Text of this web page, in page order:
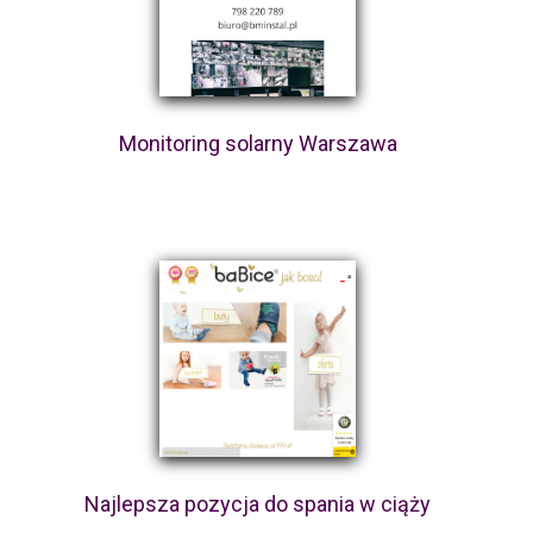
Monitoring solarny Warszawa
Najlepsza pozycja do spania w ciąży